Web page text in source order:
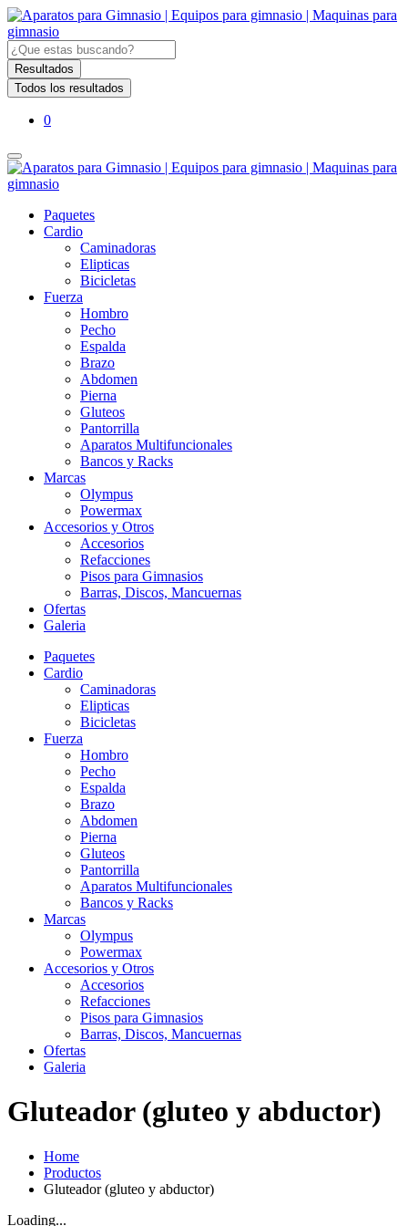
Search
...Resultados
Todos los resultados
0
Paquetes
Cardio
Caminadoras
Elipticas
Bicicletas
Fuerza
Hombro
Pecho
Espalda
Brazo
Abdomen
Pierna
Gluteos
Pantorrilla
Aparatos Multifuncionales
Bancos y Racks
Marcas
Olympus
Powermax
Accesorios y Otros
Accesorios
Refacciones
Pisos para Gimnasios
Barras, Discos, Mancuernas
Ofertas
Galeria
Paquetes
Cardio
Caminadoras
Elipticas
Bicicletas
Fuerza
Hombro
Pecho
Espalda
Brazo
Abdomen
Pierna
Gluteos
Pantorrilla
Aparatos Multifuncionales
Bancos y Racks
Marcas
Olympus
Powermax
Accesorios y Otros
Accesorios
Refacciones
Pisos para Gimnasios
Barras, Discos, Mancuernas
Ofertas
Galeria
Gluteador (gluteo y abductor)
Home
Productos
Gluteador (gluteo y abductor)
Loading...